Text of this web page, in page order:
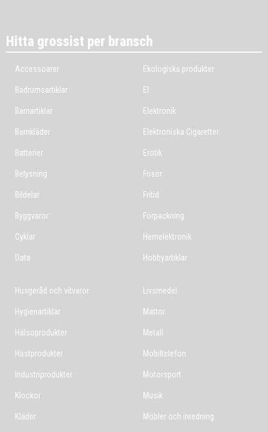
Hitta grossist per bransch
Accessoarer
Badrumsartiklar
Barnartiklar
Barnkläder
Batterier
Belysning
Bildelar
Byggvaror
Cyklar
Data
Ekologiska produkter
El
Elektronik
Elektroniska Cigaretter
Erotik
Frisör
Fritid
Förpackning
Hemelektronik
Hobbyartiklar
Husgeråd och vitvaror
Hygienartiklar
Hälsoprodukter
Hästprodukter
Industriprodukter
Klockor
Kläder
Livsmedel
Mattor
Metall
Mobiltelefon
Motorsport
Musik
Möbler och inredning